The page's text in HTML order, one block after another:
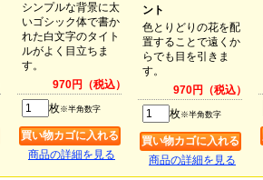
シンプルな背景に太
いゴシック体で書か
れた白文字のタイト
ルがよく目立ちま
す。
970円（税込）
枚※半角数字
商品の詳細を見る
ント
色とりどりの花を配
置することで遠くか
らでも目を引きま
す。
970円（税込）
枚※半角数字
商品の詳細を見る